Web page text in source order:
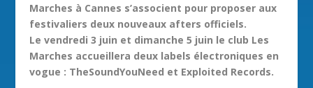
Marches à Cannes s’associent pour proposer aux
festivaliers deux nouveaux afters officiels.
Le vendredi 3 juin et dimanche 5 juin le club Les
Marches accueillera deux labels électroniques en
vogue : TheSoundYouNeed et Exploited Records.